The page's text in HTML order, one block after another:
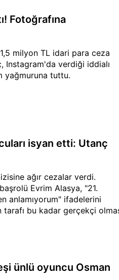
Fotoğrafına
milyon TL idari para ceza
Instagram'da verdiği iddialı
yağmuruna tuttu.
isyan etti: Utanç
ağır cezalar verdi.
Evrim Alasya, "21.
anlamıyorum" ifadelerini
bu kadar gerçekçi
ünlü oyuncu Osman